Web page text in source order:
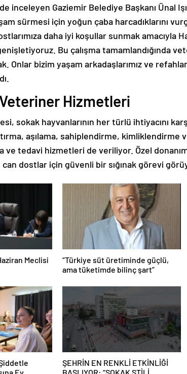
inceleyen Gaziemir Belediye Başkanı Ünal
sürmesi için yoğun çaba harcadıklarını
daha iyi koşullar sunmak amacıyla
Bu çalışma tamamlandığında
Onlar bizim yaşam arkadaşlarımız ve
Hizmetleri
sokak hayvanlarının her türlü ihtiyacını
aşılama, sahiplendirme, kimliklendirme
ve tedavi hizmetleri de veriliyor. Özel
can dostlar için güvenli bir sığınak görevi
Meclisi
“Türkiye süt üretiminde güçlü,
ama tüketimde bilinç şart”
Ev
ŞEHRİN EN RENKLİ ETKİNLİĞİ
BAŞLIYOR: “SOKAK STİLİ